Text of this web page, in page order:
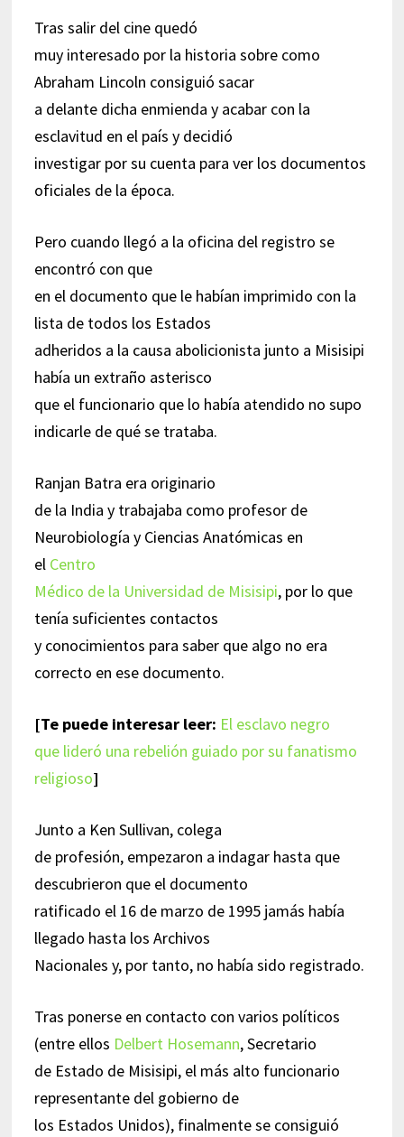
Tras salir del cine quedó
muy interesado por la historia sobre como
Abraham Lincoln consiguió sacar
a delante dicha enmienda y acabar con la
esclavitud en el país y decidió
investigar por su cuenta para ver los documentos
oficiales de la época.
Pero cuando llegó a la oficina del registro se
encontró con que
en el documento que le habían imprimido con la
lista de todos los Estados
adheridos a la causa abolicionista junto a Misisipi
había un extraño asterisco
que el funcionario que lo había atendido no supo
indicarle de qué se trataba.
Ranjan Batra era originario
de la India y trabajaba como profesor de
Neurobiología y Ciencias Anatómicas en
el Centro
Médico de la Universidad de Misisipi, por lo que
tenía suficientes contactos
y conocimientos para saber que algo no era
correcto en ese documento.
[Te puede interesar leer: El esclavo negro
que lideró una rebelión guiado por su fanatismo
religioso]
Junto a Ken Sullivan, colega
de profesión, empezaron a indagar hasta que
descubrieron que el documento
ratificado el 16 de marzo de 1995 jamás había
llegado hasta los Archivos
Nacionales y, por tanto, no había sido registrado.
Tras ponerse en contacto con varios políticos
(entre ellos Delbert Hosemann, Secretario
de Estado de Misisipi, el más alto funcionario
representante del gobierno de
los Estados Unidos), finalmente se consiguió